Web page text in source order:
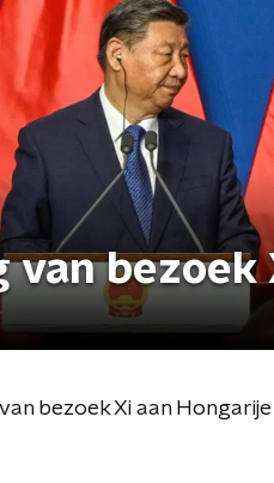
van bezoek
bezoek Xi aan Hongarije